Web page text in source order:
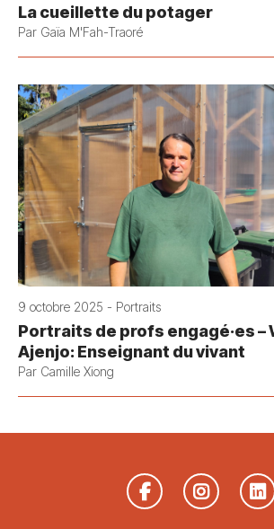
La cueillette du potager
Par Gaïa M'Fah-Traoré
9 octobre 2025 - Portraits
Portraits de profs engagé·es –
Ajenjo: Enseignant du vivant
Par Camille Xiong